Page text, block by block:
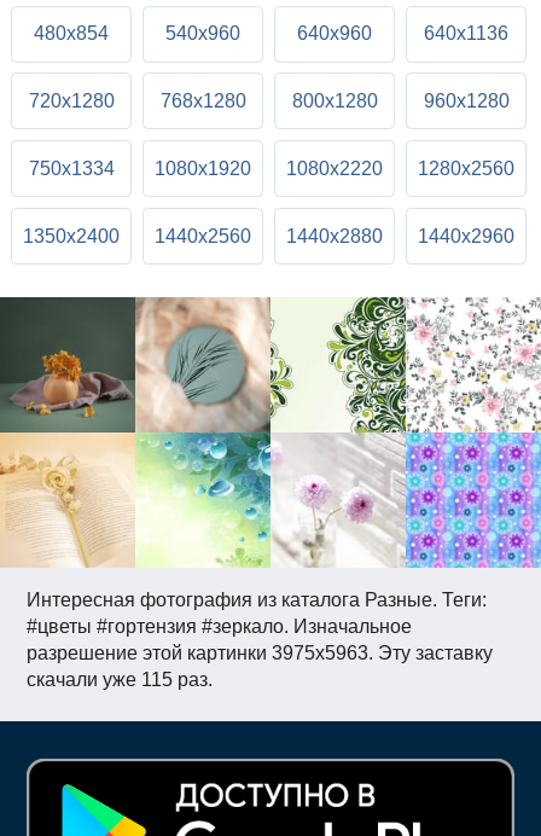
Интересная фотография из каталога Разные. Теги:
#цветы #гортензия #зеркало. Изначальное
разрешение этой картинки 3975x5963. Эту заставку
скачали уже 115 раз.
480x854 540x960 640x960 640x1136
720x1280 768x1280 800x1280 960x1280
750x1334 1080x1920 1080x2220 1280x2560
1350x2400 1440x2560 1440x2880 1440x2960